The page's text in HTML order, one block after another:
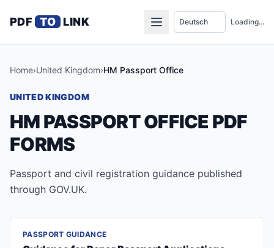
PDF TO LINK Loading...
Home›United Kingdom›HM Passport Office
UNITED KINGDOM
HM PASSPORT OFFICE PDF
FORMS
Passport and civil registration guidance published
through GOV.UK.
PASSPORT GUIDANCE